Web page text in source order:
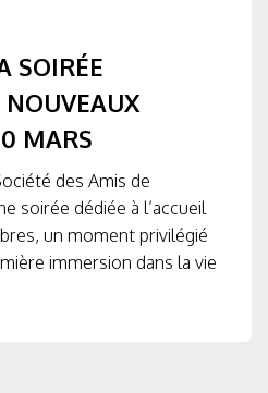
SOIRÉE
NOUVEAUX
MARS
des Amis de
soirée dédiée à l’accueil
un moment privilégié
immersion dans la vie